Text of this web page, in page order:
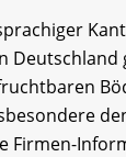
Deutschland
Firmen-